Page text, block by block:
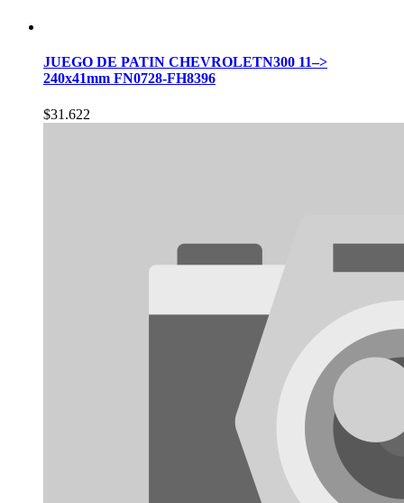
JUEGO DE PATIN CHEVROLETN300 11–>
240x41mm FN0728-FH8396
$31.622